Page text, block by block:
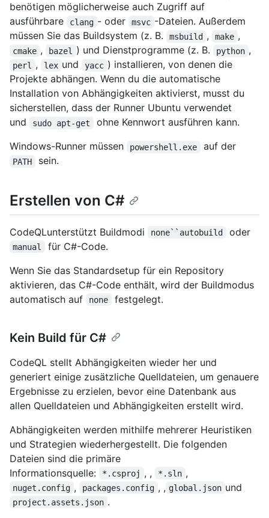
benötigen möglicherweise auch Zugriff auf
ausführbare
clang - oder msvc -Dateien. Außerdem
müssen Sie das Buildsystem (z. B.
msbuild , make ,
cmake , bazel ) und Dienstprogramme (z. B. python ,
perl , lex und yacc ) installieren, von denen die
Projekte abhängen. Wenn du die automatische
Installation von Abhängigkeiten aktivierst, musst du
sicherstellen, dass der Runner Ubuntu verwendet
und
sudo apt-get
ohne Kennwort ausführen kann.
Windows-Runner müssen
powershell.exe auf der
PATH sein.
Erstellen von C#
CodeQLunterstützt Buildmodi none``autobuild oder
manual
für C#-Code.
Wenn Sie das Standardsetup für ein Repository
aktivieren, das C#-Code enthält, wird der Buildmodus
automatisch auf
none festgelegt.
Kein Build für C#
CodeQL stellt Abhängigkeiten wieder her und
generiert einige zusätzliche Quelldateien, um genauere
Ergebnisse zu erzielen, bevor eine Datenbank aus
allen Quelldateien und Abhängigkeiten erstellt wird.
Abhängigkeiten werden mithilfe mehrerer Heuristiken
und Strategien wiederhergestellt. Die folgenden
Dateien sind die primäre
Informationsquelle:
*.csproj , , *.sln ,
nuget.config , packages.config , , global.json und
project.assets.json .